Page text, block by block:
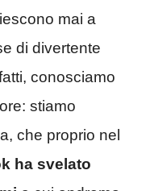
mai a
di divertente
conosciamo
stiamo
che proprio nel
ha svelato